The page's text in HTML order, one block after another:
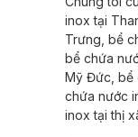
inox tại
Trưng, bể
bể chứa
Mỹ Đức, bể
chứa nước
inox tạithị